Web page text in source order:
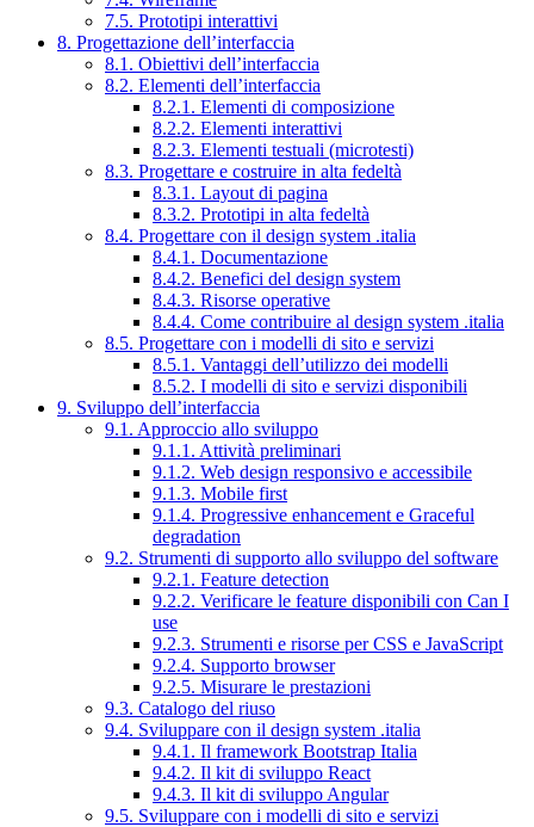
7.5. Prototipi interattivi
8. Progettazione dell’interfaccia
8.1. Obiettivi dell’interfaccia
8.2. Elementi dell’interfaccia
8.2.1. Elementi di composizione
8.2.2. Elementi interattivi
8.2.3. Elementi testuali (microtesti)
8.3. Progettare e costruire in alta fedeltà
8.3.1. Layout di pagina
8.3.2. Prototipi in alta fedeltà
8.4. Progettare con il design system .italia
8.4.1. Documentazione
8.4.2. Benefici del design system
8.4.3. Risorse operative
8.4.4. Come contribuire al design system .italia
8.5. Progettare con i modelli di sito e servizi
8.5.1. Vantaggi dell’utilizzo dei modelli
8.5.2. I modelli di sito e servizi disponibili
9. Sviluppo dell’interfaccia
9.1. Approccio allo sviluppo
9.1.1. Attività preliminari
9.1.2. Web design responsivo e accessibile
9.1.3. Mobile first
9.1.4. Progressive enhancement e Graceful
degradation
9.2. Strumenti di supporto allo sviluppo del software
9.2.1. Feature detection
9.2.2. Verificare le feature disponibili con Can I
use
9.2.3. Strumenti e risorse per CSS e JavaScript
9.2.4. Supporto browser
9.2.5. Misurare le prestazioni
9.3. Catalogo del riuso
9.4. Sviluppare con il design system .italia
9.4.1. Il framework Bootstrap Italia
9.4.2. Il kit di sviluppo React
9.4.3. Il kit di sviluppo Angular
9.5. Sviluppare con i modelli di sito e servizi